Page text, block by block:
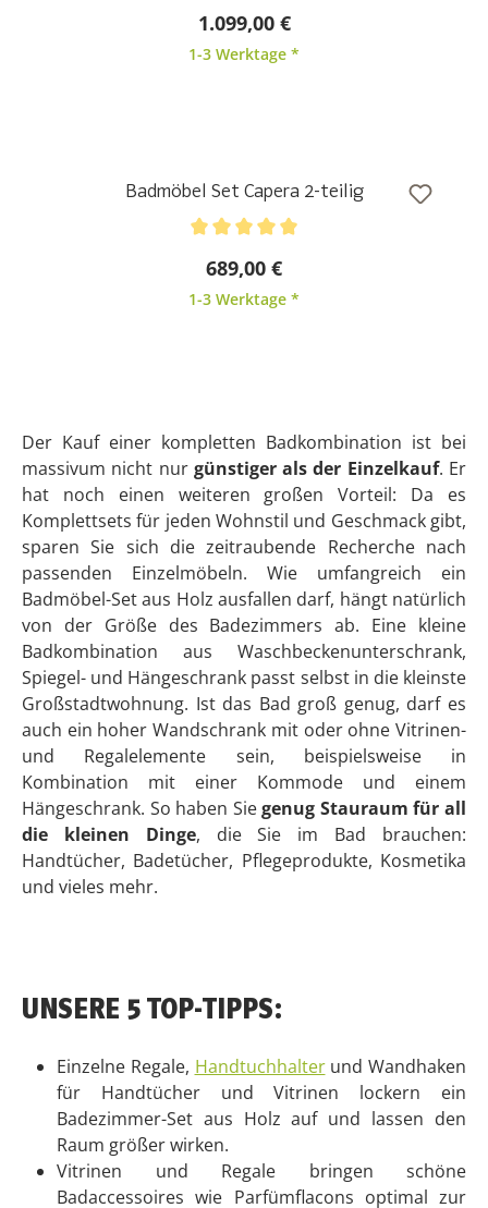
579,00 €
1-3 Werktage *
Badmöbel Set Barrel 3-teilig
Durchschnittliche Bewertung von 5 von 5 Sternen
329,00 €
1-3 Werktage *